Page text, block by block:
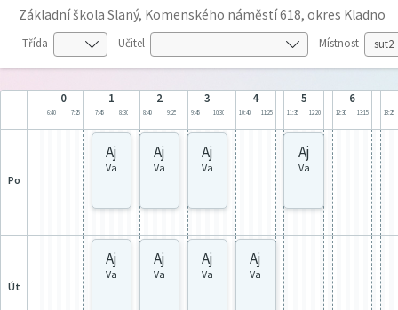
Základní škola Slaný, Komenského náměstí 618, okres Kladno
Třída Učitel Místnost
0
6:40 7:25
1
7:45 8:30
2
8:40 9:25
3
9:45 10:30
4
10:40 11:25
5
11:35 12:20
6
12:30 13:15 13:25
po
Aj
Va
Aj
Va
Aj
Va
Aj
Va
út
Aj
Va
Aj
Va
Aj
Va
Aj
Va